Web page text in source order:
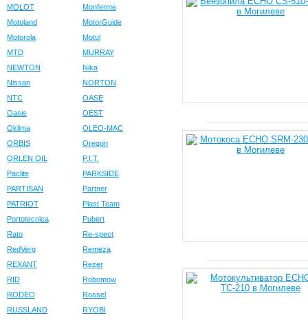
MOLOT
Monferme
Motoland
MotorGuide
Motorola
Motul
MTD
MURRAY
NEWTON
Nika
Nissan
NORTON
NTC
OASE
Oasis
OEST
Oklima
OLEO-MAC
ORBIS
Oregon
ORLEN OIL
P.I.T.
Paclite
PARKSIDE
PARTISAN
Partner
PATRIOT
Plast Team
Portotecnica
Pubert
Rato
Re-spect
RedVerg
Remeza
REXANT
Rezer
RID
Robomow
RODEO
Rossel
RUSSLAND
RYOBI